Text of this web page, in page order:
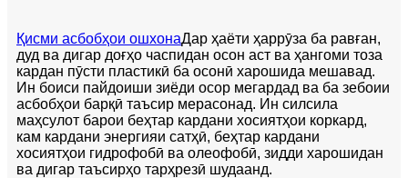
Қисми асбобҳои ошхонаДар ҳаёти ҳаррӯза ба равған,
дуд ва дигар доғҳо часпидан осон аст ва ҳангоми тоза
кардан пӯсти пластикӣ ба осонӣ харошида мешавад.
Ин боиси пайдоиши зиёди осор мегардад ва ба зебоии
асбобҳои барқӣ таъсир мерасонад. Ин силсила
маҳсулот барои беҳтар кардани хосиятҳои коркард,
кам кардани энергияи сатҳӣ, беҳтар кардани
хосиятҳои гидрофобӣ ва олеофобӣ, зидди харошидан
ва дигар таъсирҳо тарҳрезӣ шудаанд.